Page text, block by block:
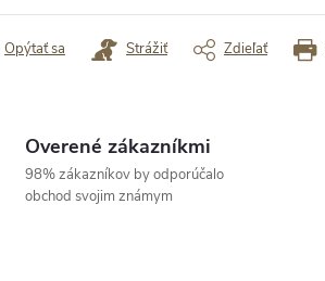
Overený zákazník
Opýtať sa Strážiť Zdieľať
Overené zákazníkmi
98% zákazníkov by odporúčalo
obchod svojim známym